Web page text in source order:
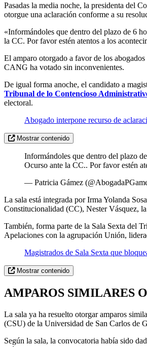
Pasadas la media noche, la presidenta del
otorgue una aclaración conforme a su
«Informándoles que dentro del plazo de 6
la CC. Por favor estén atentos a los
El amparo otorgado a favor de los
CANG ha votado sin inconvenientes.
De igual forma anoche, el candidato a
Tribunal de lo Contencioso
electoral.
Abogado interpone recurso de
Mostrar contenido
Informándoles que dentro del plazo
Ocurso ante la CC.. Por favor estén
— Patricia Gámez
La sala está integrada por Irma Yolanda
Constitucionalidad (CC), Nester Vásquez,
También, forma parte de la Sala Sexta del
Apelaciones con la agrupación Unión,
Magistrados de Sala Sexta que
Mostrar contenido
AMPAROS SIMILARES
La sala ya ha resuelto otorgar amparos
(CSU) de la Universidad de San Carlos de
Según la sala, la convocatoria había sido